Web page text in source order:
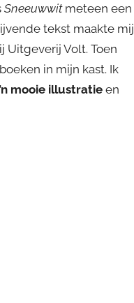
Sneeuwwitmeteen een
tekst maakte mij
Uitgeverij Volt. Toen
in mijn kast. Ik
mooie illustratie en